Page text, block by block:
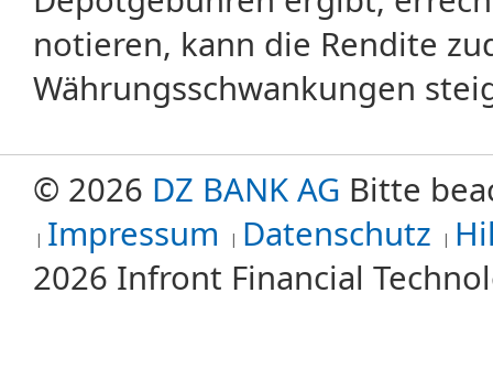
notieren, kann die Rendite
Währungsschwankungen
© 2026 DZ BANK AG Bitte
Impressum
Datenschutz
2026 Infront Financial